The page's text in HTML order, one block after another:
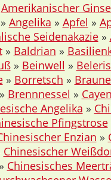
Amerikanischer
» Angelika » Apfel »
Seidenakazie »
» Baldrian »
» Beinwell »
» Borretsch »
» Brennnessel »
Angelika »
Pfingstrose
Enzian »
Chinesischer
» Chinesisches